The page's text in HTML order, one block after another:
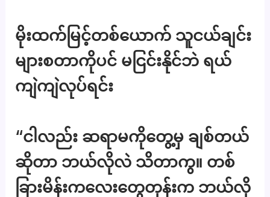
မိုးထက်မြင့်တစ်ယောက် သူငယ်ချင်း
များစတာကိုပင် မငြင်းနိုင်ဘဲ ရယ်
ကျဲကျဲလုပ်ရင်း
“ငါလည်း ဆရာမကိုတွေ့မှ ချစ်တယ်
ဆိုတာ ဘယ်လိုလဲ သိတာကွ။ တစ်
ခြားမိန်းကလေးတွေတုန်းက ဘယ်လို